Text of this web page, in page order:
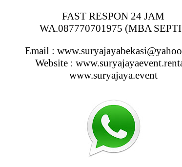
FAST RESPON 24 JAM
WA.087770701975 (MBA
Email :
Website :
www.suryajaya.event